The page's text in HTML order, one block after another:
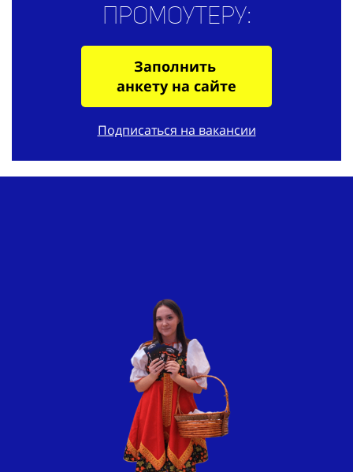
Промоутеру:
Заполнить
анкету на сайте
Подписаться на вакансии